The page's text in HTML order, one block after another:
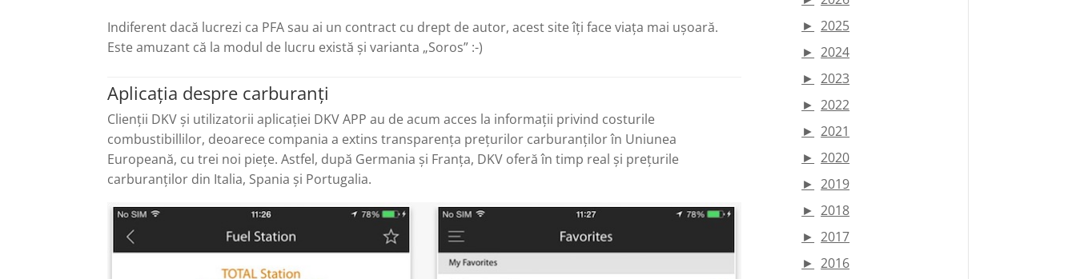
Indiferent dacă lucrezi ca PFA sau ai un contract cu drept de autor, acest site îți face viața mai ușoară.
Este amuzant că la modul de lucru există și varianta „Soros” :-)
Aplicația despre carburanți
Clienţii DKV şi utilizatorii aplicaţiei DKV APP au de acum acces la informaţii privind costurile
combustibillilor, deoarece compania a extins transparenţa preţurilor carburanţilor în Uniunea
Europeană, cu trei noi pieţe. Astfel, după Germania şi Franţa, DKV oferă în timp real şi preţurile
carburanţilor din Italia, Spania şi Portugalia.
► 2025
► 2024
► 2023
► 2022
► 2021
► 2020
► 2019
► 2018
► 2017
► 2016